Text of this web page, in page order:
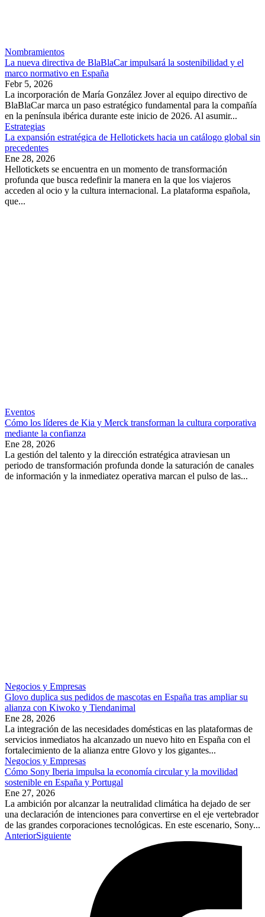
Nombramientos
La nueva directiva de BlaBlaCar impulsará la sostenibilidad y el
marco normativo en España
Febr 5, 2026
La incorporación de María González Jover al equipo directivo de
BlaBlaCar marca un paso estratégico fundamental para la compañía
en la península ibérica durante este inicio de 2026. Al asumir...
Estrategias
La expansión estratégica de Hellotickets hacia un catálogo global sin
precedentes
Ene 28, 2026
Hellotickets se encuentra en un momento de transformación
profunda que busca redefinir la manera en la que los viajeros
acceden al ocio y la cultura internacional. La plataforma española,
que...
Eventos
Cómo los líderes de Kia y Merck transforman la cultura corporativa
mediante la confianza
Ene 28, 2026
La gestión del talento y la dirección estratégica atraviesan un
periodo de transformación profunda donde la saturación de canales
de información y la inmediatez operativa marcan el pulso de las...
Negocios y Empresas
Glovo duplica sus pedidos de mascotas en España tras ampliar su
alianza con Kiwoko y Tiendanimal
Ene 28, 2026
La integración de las necesidades domésticas en las plataformas de
servicios inmediatos ha alcanzado un nuevo hito en España con el
fortalecimiento de la alianza entre Glovo y los gigantes...
Negocios y Empresas
Cómo Sony Iberia impulsa la economía circular y la movilidad
sostenible en España y Portugal
Ene 27, 2026
La ambición por alcanzar la neutralidad climática ha dejado de ser
una declaración de intenciones para convertirse en el eje vertebrador
de las grandes corporaciones tecnológicas. En este escenario, Sony...
AnteriorSiguiente